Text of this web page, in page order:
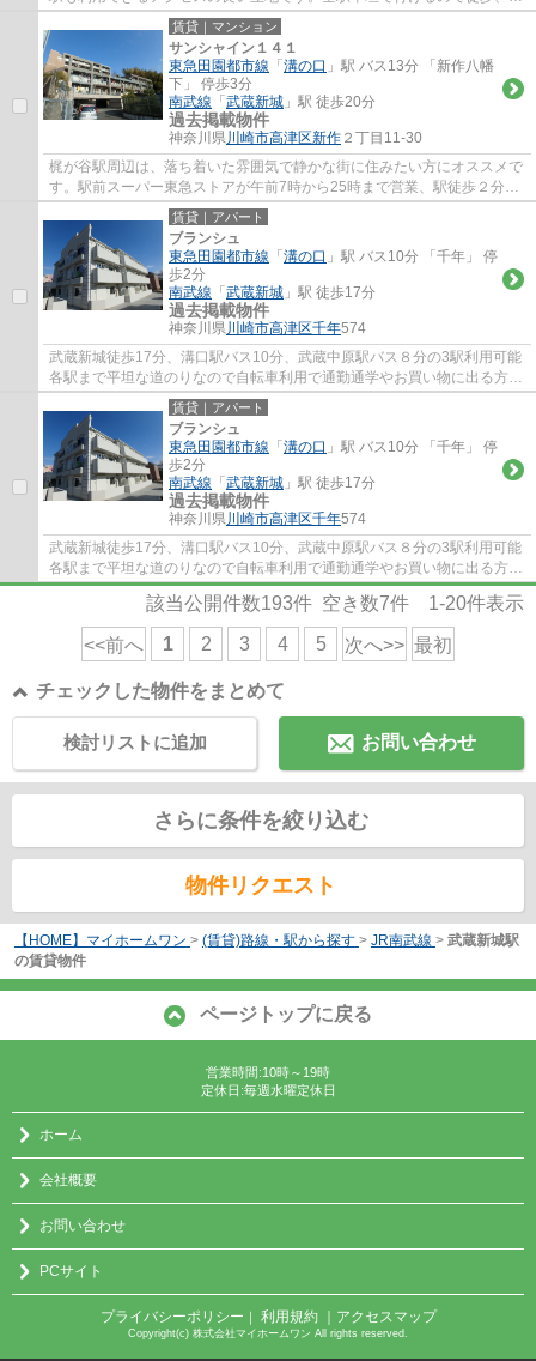
転車どちらでも対応可能。スーパーマルエ...
賃貸｜マンション
サンシャイン１４１
東急田園都市線 「 溝の口 」駅 バス13分 「新作八幡
下」 停歩3分
南武線 「 武蔵新城 」駅 徒歩20分
過去掲載物件
神奈川県川崎市高津区新作 ２丁目11-30
梶が谷駅周辺は、落ち着いた雰囲気で静かな街に住みたい方にオススメで
す。駅前スーパー東急ストアが午前7時から25時まで営業、駅徒歩２分の
高津郵便局は、高津区の本局で不在時の荷物...
賃貸｜アパート
ブランシュ
東急田園都市線 「 溝の口 」駅 バス10分 「千年」 停
歩2分
南武線 「 武蔵新城 」駅 徒歩17分
過去掲載物件
神奈川県川崎市高津区千年574
武蔵新城徒歩17分、溝口駅バス10分、武蔵中原駅バス８分の3駅利用可能
各駅まで平坦な道のりなので自転車利用で通勤通学やお買い物に出る方も
多い地域です。オートロック、宅配BOX、シ...
賃貸｜アパート
ブランシュ
東急田園都市線 「 溝の口 」駅 バス10分 「千年」 停
歩2分
南武線 「 武蔵新城 」駅 徒歩17分
過去掲載物件
神奈川県川崎市高津区千年574
武蔵新城徒歩17分、溝口駅バス10分、武蔵中原駅バス８分の3駅利用可能
各駅まで平坦な道のりなので自転車利用で通勤通学やお買い物に出る方も
多い地域です。オートロック、宅配BOX、シ...
該当公開件数193件 空き数7件 1-20件表示
<<前へ 1 2 3 4 5 次へ>> 最初
チェックした物件をまとめて
お問い合わせ
検討リストに追加
さらに条件を絞り込む
物件リクエスト
【HOME】マイホームワン > (賃貸)路線・駅から探す > JR南武線 > 武蔵新城駅
の賃貸物件
ページトップに戻る
営業時間:10時～19時
定休日:毎週水曜定休日
ホーム
会社概要
お問い合わせ
PCサイト
プライバシーポリシー ｜ 利用規約 ｜アクセスマップ
Copyright(c) 株式会社マイホームワン All rights reserved.